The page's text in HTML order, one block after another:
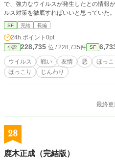
で、強力なウイルスが発生したとの情報が入った。 人々は、こ
ルス対策を徹底すればいいと思っていた
った。そのウイルスが世界中に飛んで行ったのだ。 そこで世界
国ごとに保護フィールドを貼り、完璧に
まるで、惑星のようだった。 しかし、ウイルスは消滅した訳では無い。 この話
は、そのウイルスをこの世界から消すた
助ける話である。
SF 完結 長編
24h.ポイント 0pt
小説 228,735 位 / 228,735件 SF
ウイルス 戦い 友情 悪
ほっ
ほっこり
じんわり
最終
28
鹿木正成（完結版）